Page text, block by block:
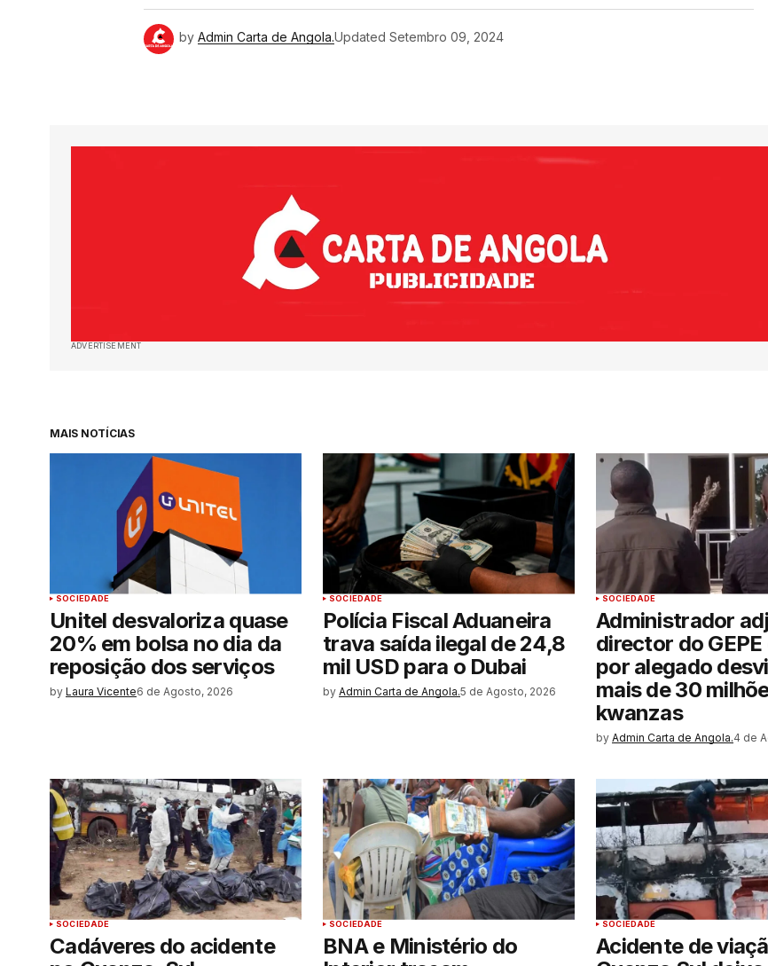
by Admin Carta de Angola.Updated Setembro 09, 2024
ADVERTISEMENT
MAIS NOTÍCIAS
SOCIEDADE
Unitel desvaloriza quase
20% em bolsa no dia da
reposição dos serviços
by Laura Vicente6 de Agosto, 2026
SOCIEDADE
Polícia Fiscal Aduaneira
trava saída ilegal de 24,8
mil USD para o Dubai
by Admin Carta de Angola.5 de Agosto, 2026
SOCIEDADE
Administrador
director do
por alegado
mais de 30
kwanzas
by Admin Carta de Angola.4 de
SOCIEDADE
Cadáveres do acidente
SOCIEDADE
BNA e Ministério do
SOCIEDADE
Acidente de